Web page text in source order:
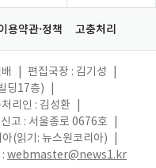
용약관·정책 고충처리
편집국장 : 김기성
딩17층)
리인 : 김성환
고 : 서울종로 0676호
(읽기: 뉴스원코리아)
webmaster@news1.kr